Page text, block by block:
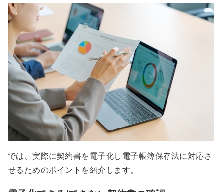
では、実際に契約書を電子化し電子帳簿保存法に対応さ
せるためのポイントを紹介します。